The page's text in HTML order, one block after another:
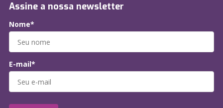
Assine a nossa newsletter
Nome*
E-mail*